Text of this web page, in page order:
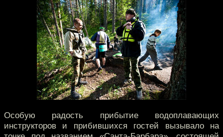
Особую радость прибытие водоплавающих
инструкторов и прибившихся гостей вызывало на